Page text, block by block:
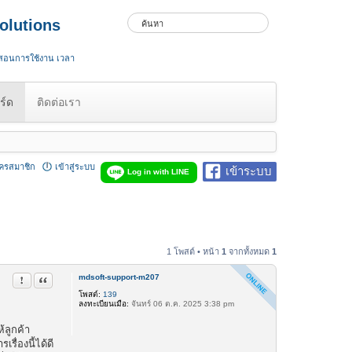
นการใช้งาน เวลา
ด ติดต่อเรา
เข้าระบบ
Log in with LINE
เข้าสู่ระบบ
รสมาชิก
1 โพสต์ • หน้า 1 จากทั้งหมด 1
mdsoft-support-m207
โพสต์: 139
ลงทะเบียนเมื่อ: จันทร์ 06 ต.ค. 2025 3:38 pm
รายงานในข้อความ
อ้างคำพูด
ลูกค้า
เรื่องนี้ได้ดี